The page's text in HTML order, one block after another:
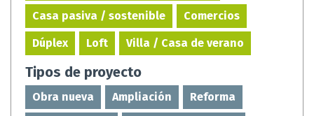
Casa pasiva / sostenible Comercios
Dúplex Loft Villa / Casa de verano
Tipos de proyecto
Obra nueva Ampliación Reforma